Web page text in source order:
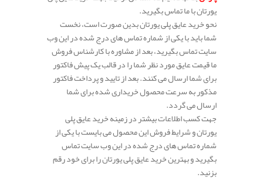
یورتان با ما تماس بگیرید.
نحو خرید عایق پلی یورتان بدین صورت است، نخست
شما باید با یکی از شماره تماس های درج شده در این وب
سایت تماس بگیرید، بعد از مشاوره با کارشناس فروش
ما قیمت عایق مورد نظر شما را در قالب یک پیش فاکتور
برای شما ارسال می کنند. بعد از تایید و پرداخت فاکتور
مذکور به سرعت محصول خریداری شده برای شما
ارسال می گردد.
جهت کسب اطلاعات بیشتر در زمینه خرید عایق پلی
یورتان و شرایط فروش این محصول می بایست با یکی از
شماره تماس های درج شده در این وب سایت تماس
بگیرید و بهترین خرید عایق پلی یورتان را برای خود رقم
بزنید.